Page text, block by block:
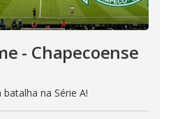
- Chapecoense
na Série A!